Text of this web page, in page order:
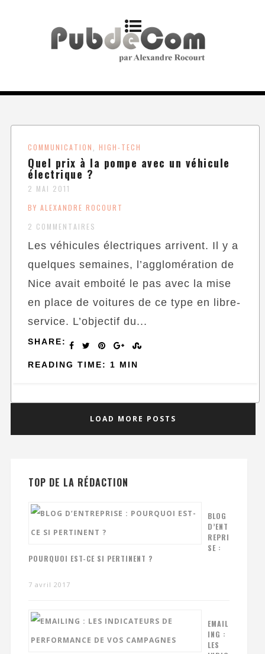
COMMUNICATION ,HIGH-TECH
Quel prix à la pompe avec un véhicule
électrique ?
2 MAI 2011
BY ALEXANDRE ROCOURT
2 COMMENTAIRES
Les véhicules électriques arrivent. Il y a
quelques semaines, l’agglomération de
Nice avait emboité le pas avec la mise
en place de voitures de ce type en libre-
service. L’objectif du...
SHARE:
READING TIME: 1 MIN
LOAD MORE POSTS
TOP DE LA RÉDACTION
BLOG
D’ENT
REPRI
SE :
POURQUOI EST-CE SI PERTINENT ?
7 avril 2017
EMAIL
ING :
LES